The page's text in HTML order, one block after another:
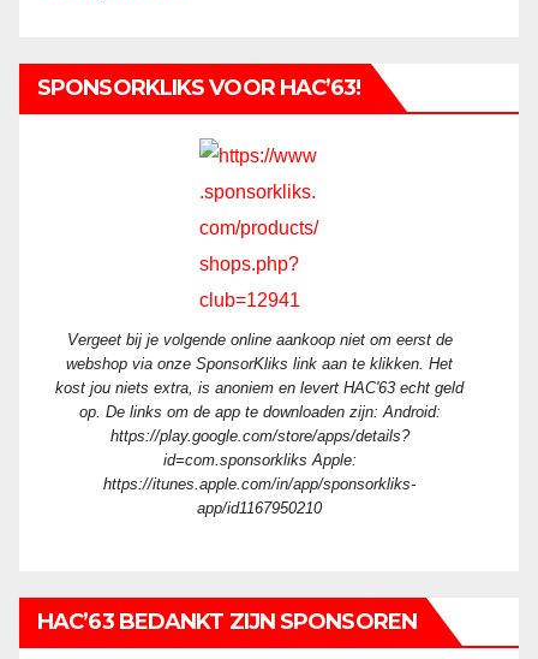
SPONSORKLIKS VOOR HAC’63!
Vergeet bij je volgende online aankoop niet om eerst de
webshop via onze SponsorKliks link aan te klikken. Het
kost jou niets extra, is anoniem en levert HAC'63 echt geld
op. De links om de app te downloaden zijn: Android:
https://play.google.com/store/apps/details?
id=com.sponsorkliks Apple:
https://itunes.apple.com/in/app/sponsorkliks-
app/id1167950210
HAC’63 BEDANKT ZIJN SPONSOREN